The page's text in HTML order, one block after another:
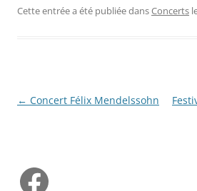
Cette entrée a été publiée dansConcerts
Navigation
← Concert Félix Mendelssohn
Facebook